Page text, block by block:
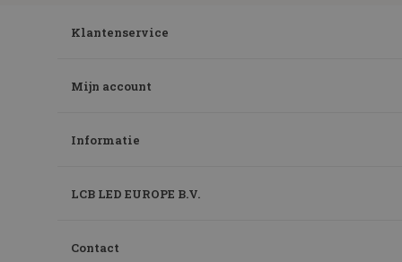
Klantenservice
Mijn account
Informatie
LCB LED EUROPE B.V.
Contact